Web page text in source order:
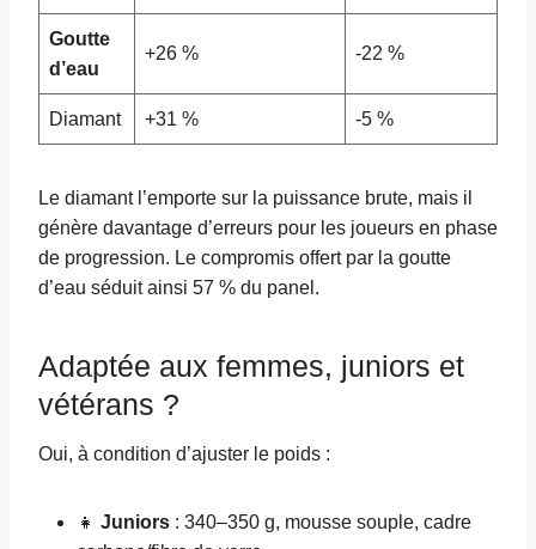
Goutte
d’eau
+26 % -22 %
Diamant +31 % -5 %
Le diamant l’emporte sur la puissance brute, mais il
génère davantage d’erreurs pour les joueurs en phase
de progression. Le compromis offert par la goutte
d’eau séduit ainsi 57 % du panel.
Adaptée aux femmes, juniors et
vétérans ?
Oui, à condition d’ajuster le poids :
👧 Juniors : 340–350 g, mousse souple, cadre